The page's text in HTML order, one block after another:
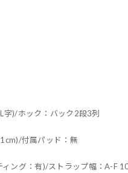
)/ホック：バック2段3列
付属パッド：無
ング：有)/ストラップ幅：A-F